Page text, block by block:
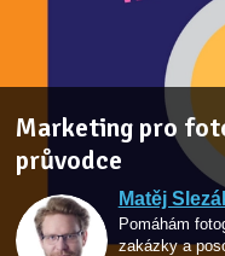
Marketing pro
průvodce
Matěj
Pomáhám
zakázky a